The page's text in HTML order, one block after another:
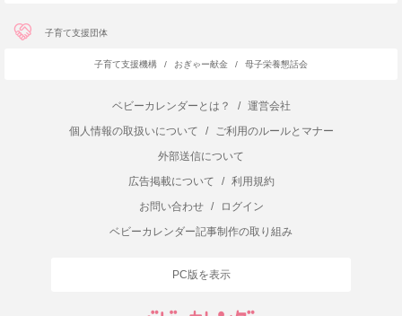
子育て支援団体
子育て支援機構 / おぎゃー献金 / 母子栄養懇話会
ベビーカレンダーとは？ /
運営会社
個人情報の取扱いについて
/
ご利用のルールとマナー
外部送信について
広告掲載について
/
利用規約
お問い合わせ
/
ログイン
ベビーカレンダー記事制作の取り組み
PC版を表示